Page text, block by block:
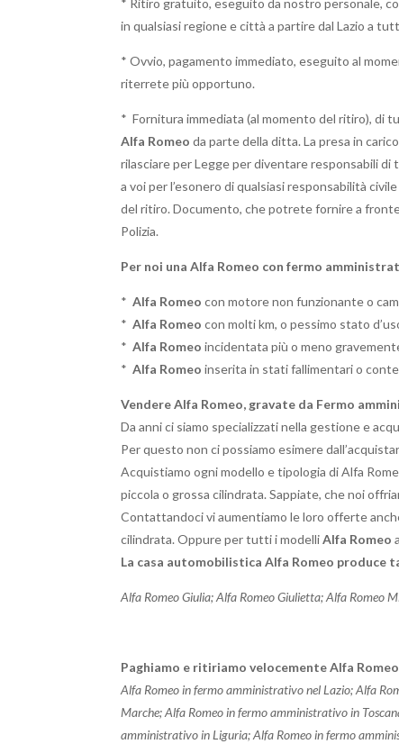
* Ritiro gratuito, eseguito da nostro personale,
in qualsiasi regione e città a partire dal Lazio a
* Ovvio, pagamento immediato, eseguito al
riterrete più opportuno.
* Fornitura immediata (al momento del ritiro), di
Alfa Romeo da parte della ditta. La presa in
rilasciare per Legge per diventare responsabili
a voi per l’esonero di qualsiasi responsabilità
del ritiro. Documento, che potrete fornire a
Polizia.
Per noi una Alfa Romeo con fermo
*Alfa Romeo con motore non funzionante o
*Alfa Romeo con molti km, o pessimo stato
*Alfa Romeo incidentata più o meno
*Alfa Romeo inserita in stati fallimentari o
VendereAlfa Romeo, gravate da Fermo
Da anni ci siamo specializzati nella gestione e
Per questo non ci possiamo esimere
Acquistiamo ogni modello e tipologia di Alfa
piccola o grossa cilindrata. Sappiate, che noi
Contattandoci vi aumentiamo le loro offerte
cilindrata. Oppure per tutti i modelliAlfa Romeo
La casa automobilisticaAlfa Romeo produce
Alfa Romeo Giulia; Alfa Romeo Giulietta; Alfa Romeo
Paghiamo e ritiriamo velocemente Alfa
Alfa Romeo in fermo amministrativo nel Lazio; Alfa
Marche; Alfa Romeo in fermo amministrativo in
amministrativo in Liguria; Alfa Romeo in fermo